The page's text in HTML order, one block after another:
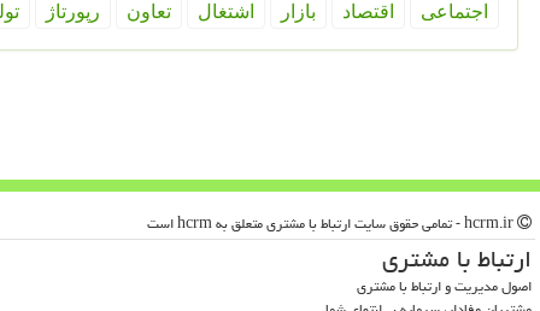
اجتماعی اقتصاد بازار اشتغال تعاون رپورتاژ
ارتباط با مشتری
اصول مدیریت و ارتباط با مشتری